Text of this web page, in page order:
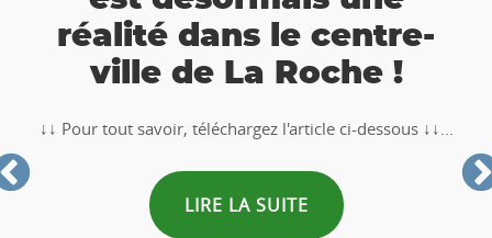
↓↓...
chasse au trésor 🚶‍♀🚶‍♂
🥾🚶‍♂️‍➡️ ‼ Partez à la chasse au trésor avec la balade
Ardenne !!Téléchargez l�...
LIRE LA SUITE